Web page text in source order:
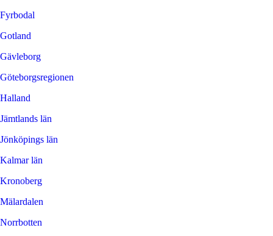
Fyrbodal
Gotland
Gävleborg
Göteborgsregionen
Halland
Jämtlands län
Jönköpings län
Kalmar län
Kronoberg
Mälardalen
Norrbotten